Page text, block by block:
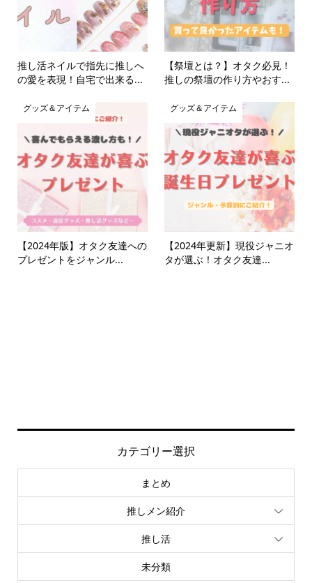
推し活ネイルで指先に推しへ
の愛を表現！自宅で出来る...
【祭壇とは？】オタク必見！
推しの祭壇の作り方やおす...
グッズ＆アイテム
【2024年版】オタク友達への
プレゼントをジャンル...
グッズ＆アイテム
【2024年更新】現役ジャニオ
タが選ぶ！オタク友達...
カテゴリー選択
まとめ
推しメン紹介
推し活
未分類